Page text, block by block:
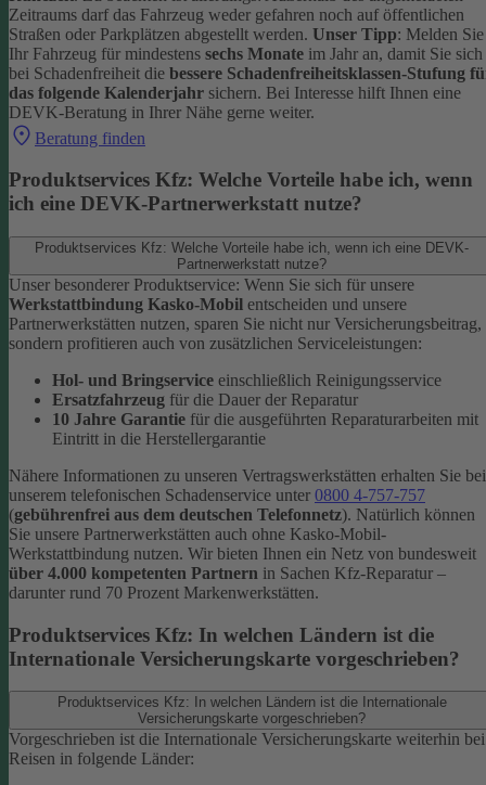
Zeitraums darf das Fahrzeug weder gefahren noch auf öffentlichen
Straßen oder Parkplätzen abgestellt werden. Unser Tipp: Melden Sie
Ihr Fahrzeug für mindestens sechs Monate im Jahr an, damit Sie sich
bei Schadenfreiheit die bessere Schadenfreiheitsklassen-Stufung
das folgende Kalenderjahr sichern. Bei Interesse hilft Ihnen eine
DEVK-Beratung in Ihrer Nähe gerne weiter.
Beratung finden
Produktservices Kfz: Welche Vorteile habe ich, wenn
ich eine DEVK-Partnerwerkstatt nutze?
Produktservices Kfz: Welche Vorteile habe ich, wenn ich eine DEVK-
Partnerwerkstatt nutze?
Unser besonderer Produktservice: Wenn Sie sich für unsere
Werkstattbindung Kasko-Mobil entscheiden und unsere
Partnerwerkstätten nutzen, sparen Sie nicht nur Versicherungsbeitrag,
sondern profitieren auch von zusätzlichen Serviceleistungen:
Hol- und Bringservice einschließlich Reinigungsservice
Ersatzfahrzeug für die Dauer der Reparatur
10 Jahre Garantie für die ausgeführten Reparaturarbeiten mit
Eintritt in die Herstellergarantie
Nähere Informationen zu unseren Vertragswerkstätten erhalten Sie bei
unserem telefonischen Schadenservice unter 0800 4-757-757
(gebührenfrei aus dem deutschen Telefonnetz). Natürlich können
Sie unsere Partnerwerkstätten auch ohne Kasko-Mobil-
Werkstattbindung nutzen. Wir bieten Ihnen ein Netz von bundesweit
über 4.000 kompetenten Partnern in Sachen Kfz-Reparatur –
darunter rund 70 Prozent Markenwerkstätten.
Produktservices Kfz: In welchen Ländern ist die
Internationale Versicherungskarte vorgeschrieben?
Produktservices Kfz: In welchen Ländern ist die Internationale
Versicherungskarte vorgeschrieben?
Vorgeschrieben ist die Internationale Versicherungskarte weiterhin bei
Reisen in folgende Länder: